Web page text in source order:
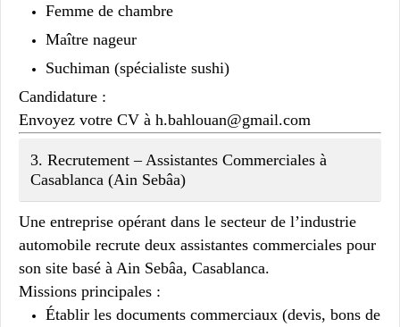
Femme de chambre
Maître nageur
Suchiman (spécialiste sushi)
Candidature :
Envoyez votre CV à h.bahlouan@gmail.com
3. Recrutement – Assistantes Commerciales à
Casablanca (Ain Sebâa)
Une entreprise opérant dans le secteur de l’industrie
automobile recrute deux assistantes commerciales pour
son site basé à Ain Sebâa, Casablanca.
Missions principales :
Établir les documents commerciaux (devis, bons de